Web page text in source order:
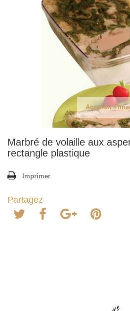
Agrandir
Marbré de volaille aux
rectangle plastique
Imprimer
Partagez